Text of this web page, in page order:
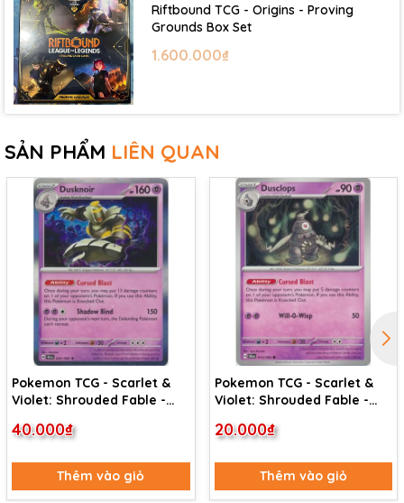
Riftbound TCG - Origins - Proving
Grounds Box Set
1.600.000₫
SẢN PHẨM LIÊN QUAN
Pokemon TCG - Scarlet &
Violet: Shrouded Fable -
40.000₫
Thêm vào giỏ
Pokemon TCG - Scarlet &
Violet: Shrouded Fable -
20.000₫
Thêm vào giỏ